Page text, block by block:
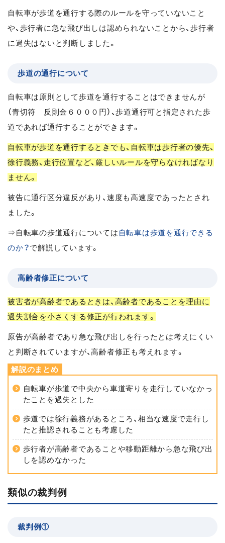
自転車が歩道を通行する際のルールを守っていないこと
や、歩行者に急な飛び出しは認められないことから、歩行者
に過失はないと判断しました。
歩道の通行について
自転車は原則として歩道を通行することはできませんが
（青切符 反則金６０００円）、歩道通行可と指定された歩
道であれば通行することができます。
自転車が歩道を通行するときでも、自転車は歩行者の優先、
徐行義務、走行位置など、厳しいルールを守らなければなり
ません。
被告に通行区分違反があり、速度も高速度であったとされ
ました。
⇒自転車の歩道通行については 自転車は歩道を通行できる
のか？で解説しています。
高齢者修正について
被害者が高齢者であるときは、高齢者であることを理由に
過失割合を小さくする修正が行われます。
原告が高齢者であり急な飛び出しを行ったとは考えにくい
と判断されていますが、高齢者修正も考えれます。
自転車が歩道で中央から車道寄りを走行していなかっ
たことを過失とした
歩道では徐行義務があるところ、相当な速度で走行し
たと推認されることも考慮した
歩行者が高齢者であることや移動距離から急な飛び出
しを認めなかった
類似の裁判例
裁判例①